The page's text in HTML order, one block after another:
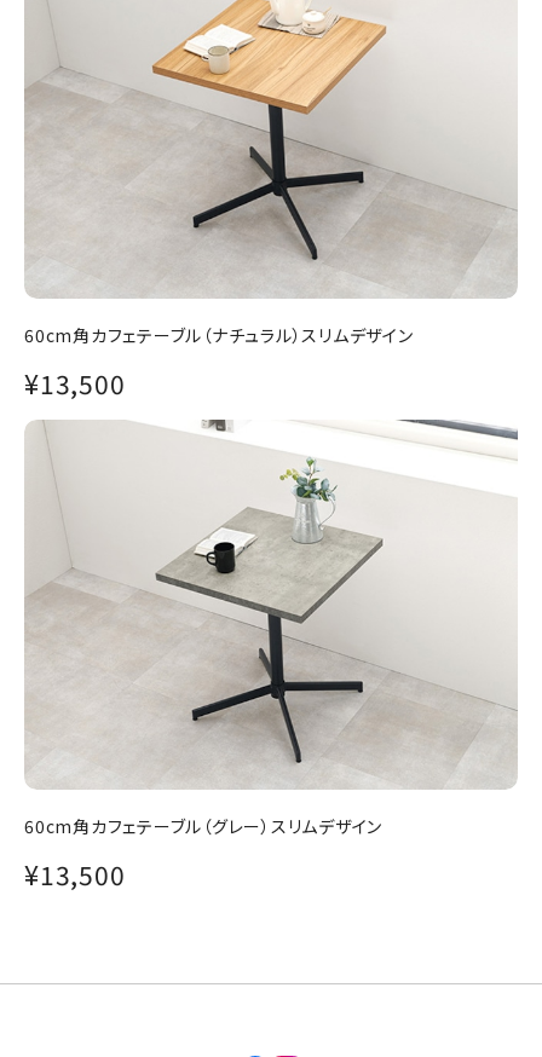
60cm角カフェテーブル（ナチュラル）スリムデザイン
¥13,500
60cm角カフェテーブル（グレー）スリムデザイン
¥13,500